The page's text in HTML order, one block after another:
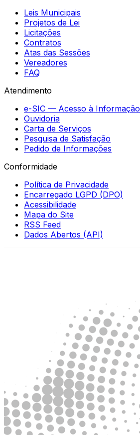
Leis Municipais
Projetos de Lei
Licitações
Contratos
Atas das Sessões
Vereadores
FAQ
Atendimento
e-SIC — Acesso à Informação
Ouvidoria
Carta de Serviços
Pesquisa de Satisfação
Pedido de Informações
Conformidade
Política de Privacidade
Encarregado LGPD (DPO)
Acessibilidade
Mapa do Site
RSS Feed
Dados Abertos (API)